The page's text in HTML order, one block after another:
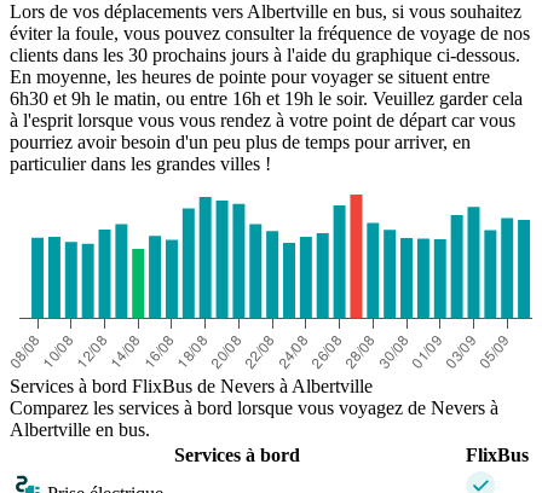
Lors de vos déplacements vers Albertville en bus, si vous souhaitez
éviter la foule, vous pouvez consulter la fréquence de voyage de nos
clients dans les 30 prochains jours à l'aide du graphique ci-dessous.
En moyenne, les heures de pointe pour voyager se situent entre
6h30 et 9h le matin, ou entre 16h et 19h le soir. Veuillez garder cela
à l'esprit lorsque vous vous rendez à votre point de départ car vous
pourriez avoir besoin d'un peu plus de temps pour arriver, en
particulier dans les grandes villes !
Services à bord FlixBus de Nevers à Albertville
Comparez les services à bord lorsque vous voyagez de Nevers à
Albertville en bus.
Services à bord
FlixBus